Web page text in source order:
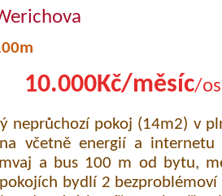
10.000Kč/měsíc/
neprůchozí pokoj (14m2) v
včetně energií a
a bus 100 m od bytu,
bydlí 2